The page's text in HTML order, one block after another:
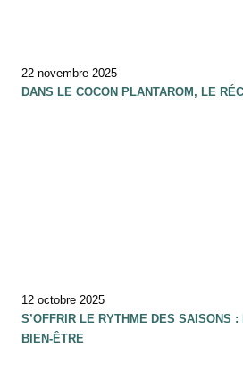
22 novembre 2025
DANS LE COCON PLANTAROM, LE
12 octobre 2025
S’OFFRIR LE RYTHME DES SAISONS
BIEN-ÊTRE